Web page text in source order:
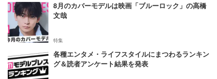
8月のカバーモデルは映画「ブルーロック」の高橋
文哉
特集
各種エンタメ・ライフスタイルにまつわるランキン
グ＆読者アンケート結果を発表